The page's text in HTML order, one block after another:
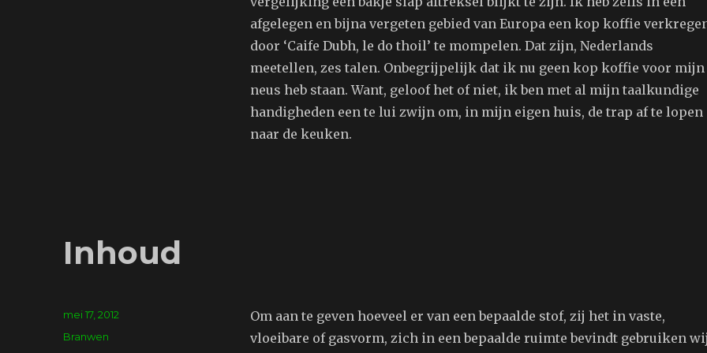
afgelegen en bijna vergeten gebied van Europa een kop koffie
door ‘Caife Dubh, le do thoil’ te mompelen. Dat zijn, Nederlands
meetellen, zes talen. Onbegrijpelijk dat ik nu geen kop koffie voor mijn
neus heb staan. Want, geloof het of niet, ik ben met al mijn taalkundige
handigheden een te lui zwijn om, in mijn eigen huis, de trap af te lopen
naar de keuken.
Inhoud
Om aan te geven hoeveel er van een bepaalde stof, zij het in vaste,
vloeibare of gasvorm, zich in een bepaalde ruimte bevindt gebruiken
Geplaatst
mei 17, 2012
Tags
Branwen